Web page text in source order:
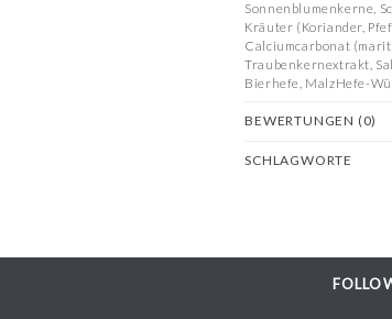
Sonnenblumenkerne,
Kräuter (Koriander,
Calciumcarbonat
Traubenkernextrakt,
Bierhefe, MalzHefe-
Inhaltsstoffe:
Rohprotein 9,5 %
Vitamin A 13.000 IE
Mangan 100 mg
Rohprotein 82 g/kg
BEWERTUNGEN (0)
SCHLAGWORTE